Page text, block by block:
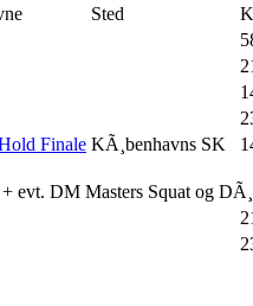
Sted
Finale KÃ¸benhavns SK
DM Masters Squat og